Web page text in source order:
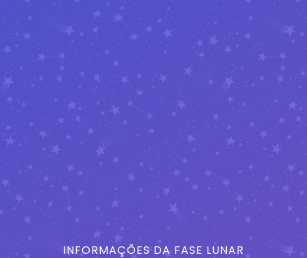
INFORMAÇÕES DA FASE LUNAR